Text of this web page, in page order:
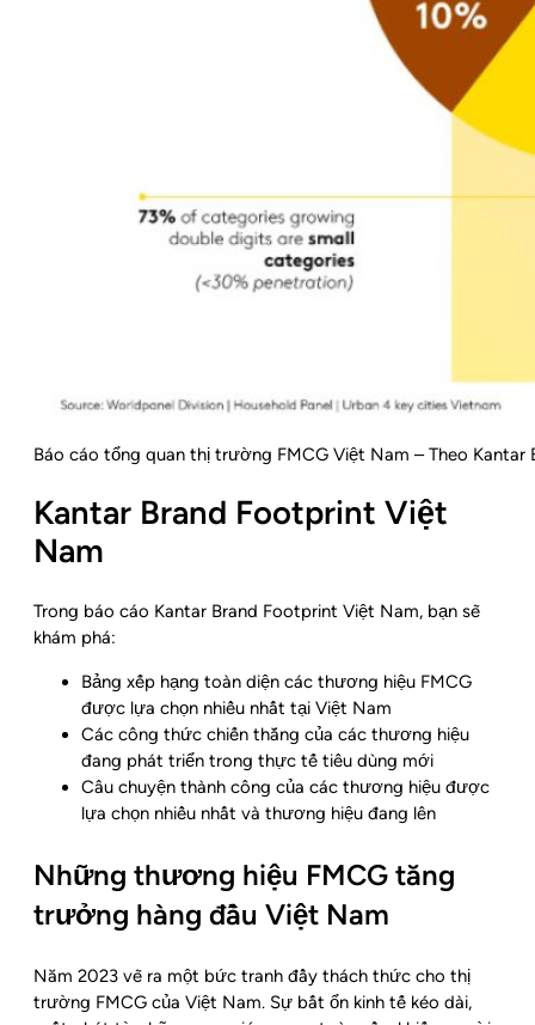
Báo cáo tổng quan thị trường FMCG Việt Nam – Theo
Kantar Brand Footprint Việt
Nam
Trong báo cáo Kantar Brand Footprint Việt Nam, bạn sẽ
khám phá:
Bảng xếp hạng toàn diện các thương hiệu FMCG
được lựa chọn nhiều nhất tại Việt Nam
Các công thức chiến thắng của các thương hiệu
đang phát triển trong thực tế tiêu dùng mới
Câu chuyện thành công của các thương hiệu được
lựa chọn nhiều nhất và thương hiệu đang lên
Những thương hiệu FMCG tăng
trưởng hàng đầu Việt Nam
Năm 2023 vẽ ra một bức tranh đầy thách thức cho thị
trường FMCG của Việt Nam. Sự bất ổn kinh tế kéo dài,